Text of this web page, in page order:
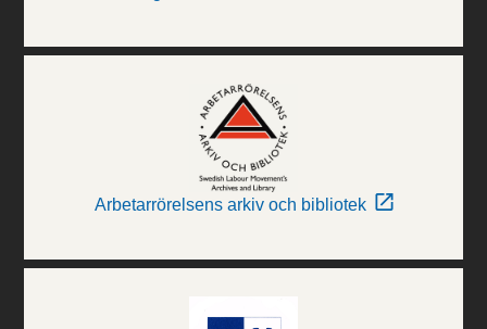
Arbetarrörelsens arkiv och bibliotek